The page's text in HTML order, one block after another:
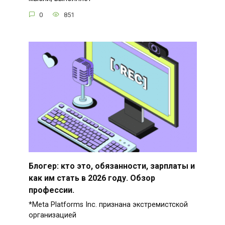
0 851
Блогер: кто это, обязанности, зарплаты и
как им стать в 2026 году. Обзор
профессии.
*Meta Platforms Inc. признана экстремистской
организацией